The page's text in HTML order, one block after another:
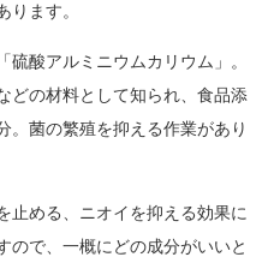
ります。
硫酸アルミニウムカリウム」。
どの材料として知られ、食品添
。菌の繁殖を抑える作業があり
止める、ニオイを抑える効果に
ので、一概にどの成分がいいと